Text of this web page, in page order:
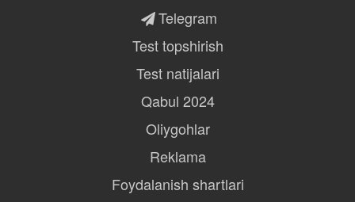
Telegram
Test topshirish
Test natijalari
Qabul 2024
Oliygohlar
Reklama
Foydalanish shartlari